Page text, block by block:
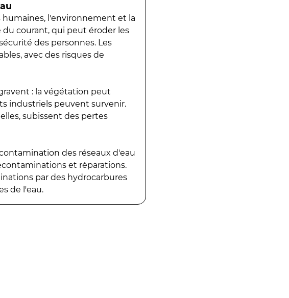
l'environnement et la
du courant, qui peut éroder les
des personnes. Les
avec des risques de
: la végétation peut
industriels peuvent survenir.
subissent des pertes
des réseaux d'eau
et réparations.
par des hydrocarbures
de l'eau.